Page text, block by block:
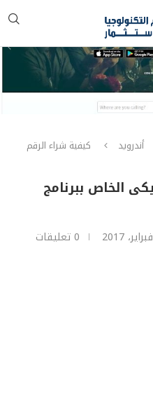
أندرويد كيفية شراء الرقم
الخاص ببرنامج
0 تعليقات